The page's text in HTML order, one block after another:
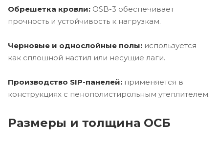
Обрешетка кровли: OSB-3 обеспечивает
прочность и устойчивость к нагрузкам.
Черновые и однослойные полы: используется
как сплошной настил или несущие лаги.
Производство SIP-панелей: применяется в
конструкциях с пенополистирольным утеплителем.
Размеры и толщина ОСБ